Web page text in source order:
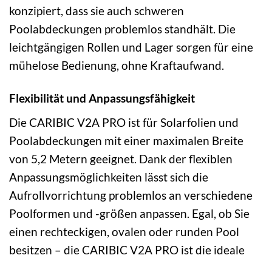
konzipiert, dass sie auch schweren
Poolabdeckungen problemlos standhält. Die
leichtgängigen Rollen und Lager sorgen für eine
mühelose Bedienung, ohne Kraftaufwand.
Flexibilität und Anpassungsfähigkeit
Die CARIBIC V2A PRO ist für Solarfolien und
Poolabdeckungen mit einer maximalen Breite
von 5,2 Metern geeignet. Dank der flexiblen
Anpassungsmöglichkeiten lässt sich die
Aufrollvorrichtung problemlos an verschiedene
Poolformen und -größen anpassen. Egal, ob Sie
einen rechteckigen, ovalen oder runden Pool
besitzen – die CARIBIC V2A PRO ist die ideale